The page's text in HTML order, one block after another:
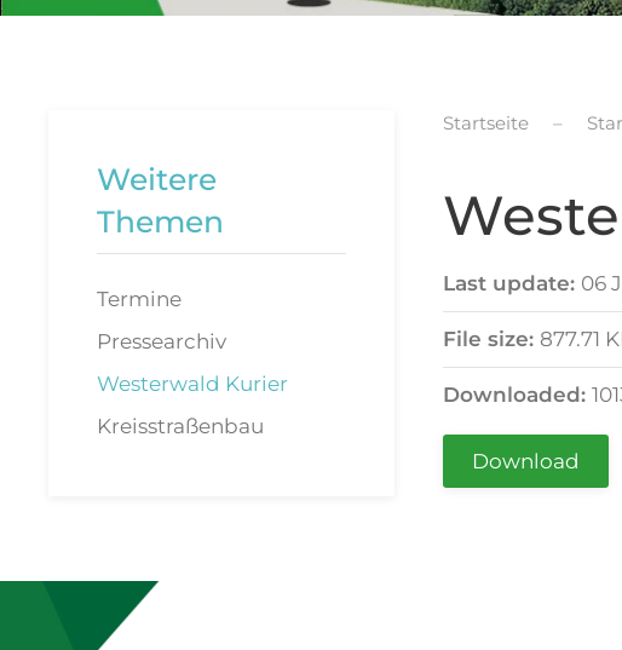
Startseite
Last update: 06
File size: 877.71
Downloaded:
Download
Weitere
Themen
Termine
Pressearchiv
Westerwald Kurier
Kreisstraßenbau